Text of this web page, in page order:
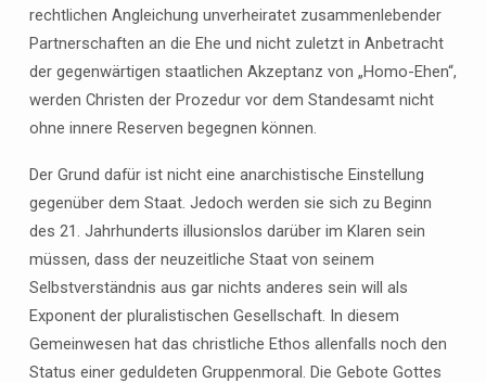
rechtlichen Angleichung unverheiratet zusammenlebender
Partnerschaften an die Ehe und nicht zuletzt in Anbetracht
der gegenwärtigen staatlichen Akzeptanz von „Homo-Ehen“,
werden Christen der Prozedur vor dem Standesamt nicht
ohne innere Reserven begegnen können.
Der Grund dafür ist nicht eine anarchistische Einstellung
gegenüber dem Staat. Jedoch werden sie sich zu Beginn
des 21. Jahrhunderts illusionslos darüber im Klaren sein
müssen, dass der neuzeitliche Staat von seinem
Selbstverständnis aus gar nichts anderes sein will als
Exponent der pluralistischen Gesellschaft. In diesem
Gemeinwesen hat das christliche Ethos allenfalls noch den
Status einer geduldeten Gruppenmoral. Die Gebote Gottes